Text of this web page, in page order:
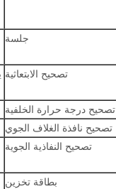
جلسة
تصحيح الابتعاثية
تصحيح درجة حرارة الخلفية
تصحيح نافذة الغلاف الجوي
تصحيح النفاذية الجوية
بطاقة تخزين